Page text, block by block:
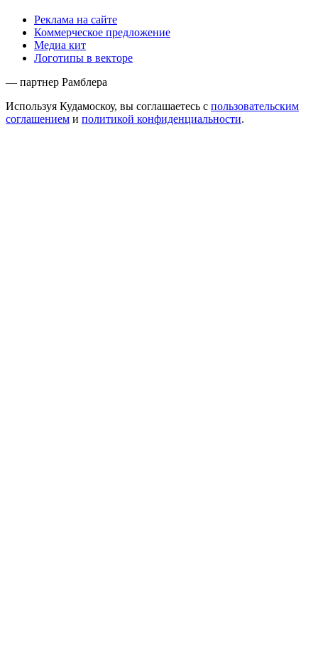
Реклама на сайте
Коммерческое предложение
Медиа кит
Логотипы в векторе
— партнер Рамблера
Используя Кудамоскоу, вы соглашаетесь с пользовательским
соглашением и политикой конфиденциальности.